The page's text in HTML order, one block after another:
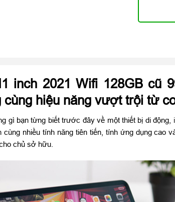
inch 2021 Wifi 128GB cũ
cùng hiệu năng vượt trội từ
gì bạn từng biết trước đây về một thiết bị di
nhiều tính năng tiên tiến, tính ứng dụng cao
chủ sở hữu.